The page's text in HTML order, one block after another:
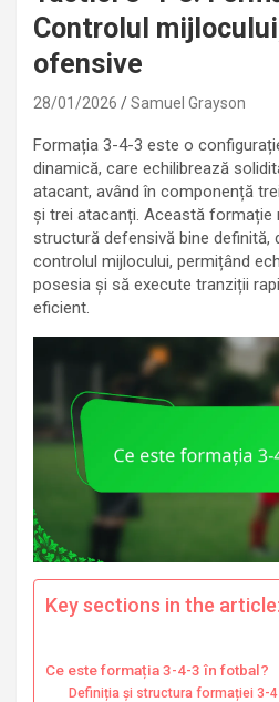
Controlul
ofensive
28/01/2026 Samuel Grayson
Formația 3-4-3 este o
dinamică, care echilibrează
atacant, având în componență
și trei atacanți. Această formație
structură defensivă bine definită,
controlul mijlocului, permițând
posesia și să execute tranziții
eficient.
Key sections in the article:
Ce este formația 3-4-3 în fotbal?
Definiția și structura formației 3-